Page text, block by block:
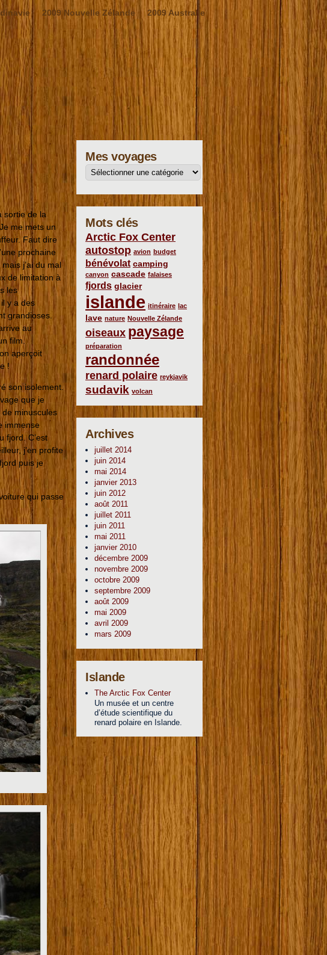
2009 Nouvelle Zélande 2009 Australie
sortie de la
me mets un
Faut dire
prochaine
j’ai du mal
de limitation à
les
y a des
grandioses.
au
film.
aperçoit
!
son isolement.
que je
minuscules
immense
fjord. C’est
j’en profite
puis je
qui passe
Mes voyages
Mots clés
Arctic Fox Center
autostop avion budget
bénévolat camping
canyon cascade falaises
fjords glacier
islande itinéraire lac
lave nature Nouvelle Zélande
oiseaux paysage
préparation
randonnée
renard polaire reykjavik
sudavik volcan
Archives
juillet 2014
juin 2014
mai 2014
janvier 2013
juin 2012
août 2011
juillet 2011
juin 2011
mai 2011
janvier 2010
décembre 2009
novembre 2009
octobre 2009
septembre 2009
août 2009
mai 2009
avril 2009
mars 2009
Islande
The Arctic Fox Center
Un musée et un centre
d’étude scientifique du
renard polaire en Islande.